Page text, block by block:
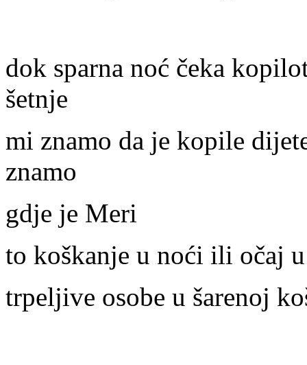
dok sparna noć čeka
šetnje
mi znamo da je kopile
znamo
gdje je Meri
to koškanje u noći ili očaj
trpeljive osobe u šarenoj